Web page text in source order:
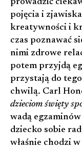
pojęcia i
kreatywności i
czas poznawać
nimi zdrowe
potem przyjdą
przystają do
chwilą. Carl
dzieciom święty
wadą
dziecko sobie
właśnie chodzi